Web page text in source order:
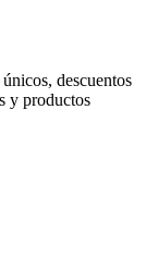
descuentos
y productos